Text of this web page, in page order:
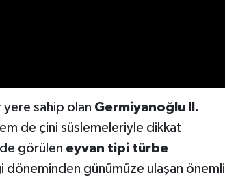
yere sahip olan Germiyanoğlu II.
de çini süslemeleriyle dikkat
görülen eyvan tipi türbe
döneminden günümüze ulaşan önemli